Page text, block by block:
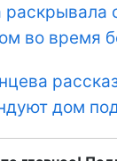
раскрывала
во время
дом